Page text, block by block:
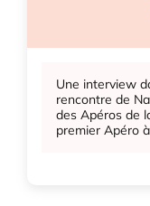
Une interview
rencontre de
des Apéros de
premier Apéro